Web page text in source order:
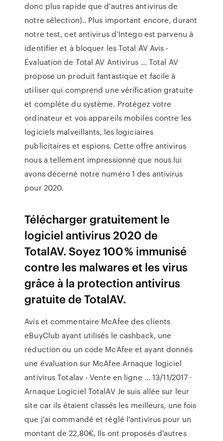
donc plus rapide que d'autres antivirus de
notre sélection).. Plus important encore, durant
notre test, cet antivirus d’Intego est parvenu à
identifier et à bloquer les Total AV Avis -
Évaluation de Total AV Antivirus ... Total AV
propose un produit fantastique et facile à
utiliser qui comprend une vérification gratuite
et complète du système. Protégez votre
ordinateur et vos appareils mobiles contre les
logiciels malveillants, les logiciaires
publicitaires et espions. Cette offre antivirus
nous a tellement impressionné que nous lui
avons décerné notre numéro 1 des antivirus
pour 2020.
Télécharger gratuitement le
logiciel antivirus 2020 de
TotalAV. Soyez 100 % immunisé
contre les malwares et les virus
grâce à la protection antivirus
gratuite de TotalAV.
Avis et commentaire McAfee des clients
eBuyClub ayant utilisés le cashback, une
réduction ou un code McAfee et ayant donnés
une évaluation sur McAfee Arnaque logiciel
antivirus Totalav - Vente en ligne ... 13/11/2017 ·
Arnaque Logiciel TotalAV Je suis allée sur leur
site car ils étaient classés les meilleurs, une fois
que j'ai commandé et réglé l'antivirus pour un
montant de 22,80€, Ils ont proposés d'autres